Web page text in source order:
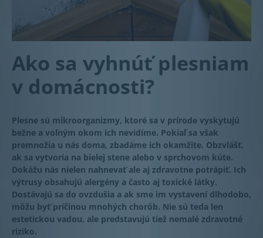
Ako sa vyhnúť plesniam
v domácnosti?
Plesne sú mikroorganizmy, ktoré sa v prírode vyskytujú
bežne a voľným okom ich nevidíme. Pokiaľ sa však
premnožia u nás doma, zbadáme ich okamžite. Obzvlášť,
ak sa vytvoria na bielej stene alebo v sprchovom kúte.
Dokážu nás nielen nahnevať ale aj zdravotne potrápiť. Ich
výtrusy obsahujú alergény a často aj toxické látky.
Dostávajú sa do ovzdušia a ak sme im vystavení dlhodobo,
môžu byť príčinou mnohých chorôb. Nie sú teda len
estetickou vadou, ale predstavujú tiež nemalé zdravotné
riziko.